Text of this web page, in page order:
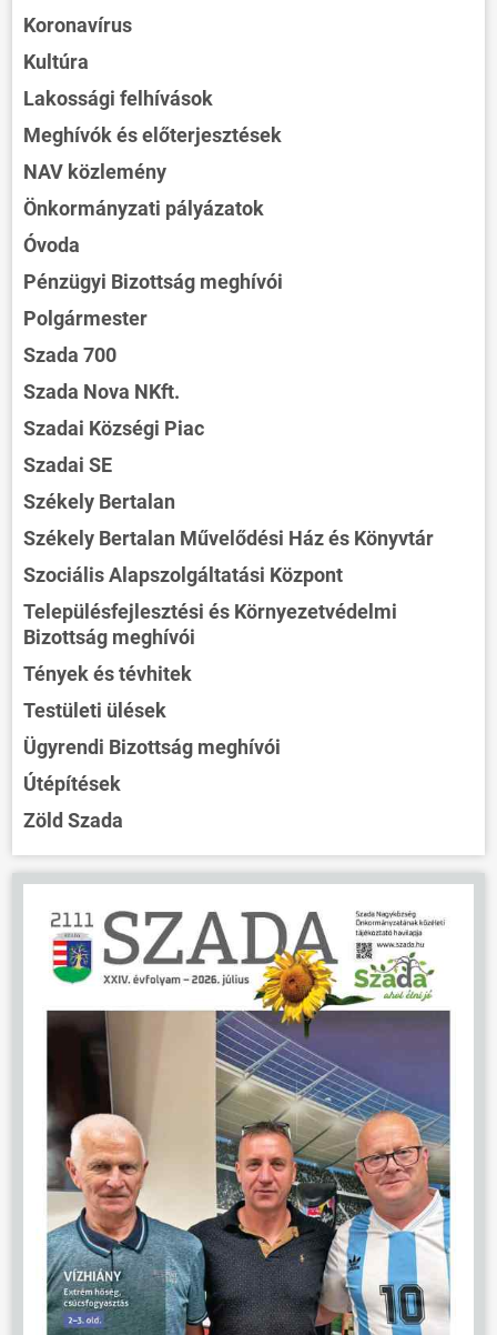
Koronavírus
Kultúra
Lakossági felhívások
Meghívók és előterjesztések
NAV közlemény
Önkormányzati pályázatok
Óvoda
Pénzügyi Bizottság meghívói
Polgármester
Szada 700
Szada Nova NKft.
Szadai Községi Piac
Szadai SE
Székely Bertalan
Székely Bertalan Művelődési Ház és Könyvtár
Szociális Alapszolgáltatási Központ
Településfejlesztési és Környezetvédelmi
Bizottság meghívói
Tények és tévhitek
Testületi ülések
Ügyrendi Bizottság meghívói
Útépítések
Zöld Szada